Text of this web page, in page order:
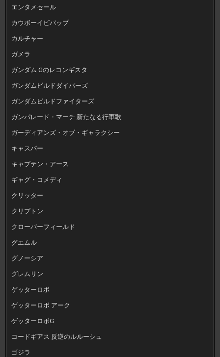
エンタメセール
カウボーイビバップ
カルチャー
ガメラ
ガンダム Gのレコンギスタ
ガンダムビルドダイバーズ
ガンダムビルドファイターズ
ガンパレード・マーチ 新たなる行軍歌
ガーディアンズ・オブ・ギャラクシー
キャスパー
キャプテン・アース
ギャグ・コメディ
クリッター
クリプトン
クローバーフィールド
グエムル
グノーシア
グレムリン
ゲッターロボ
ゲッターロボ アーク
ゲッターロボG
コードギアス 反逆のルルーシュ
ゴジラ